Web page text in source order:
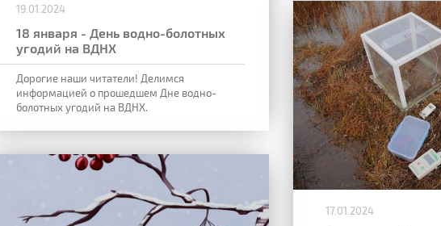
19.01.2024
18 января - День водно-болотных
угодий на ВДНХ
Дорогие наши читатели! Делимся
информацией о прошедшем Дне водно-
болотных угодий на ВДНХ.
17.01.2024